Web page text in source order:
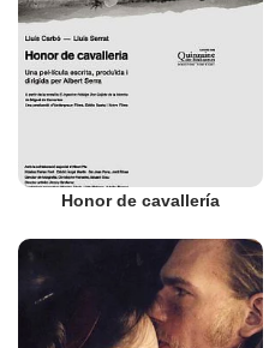
Honor de cavallería